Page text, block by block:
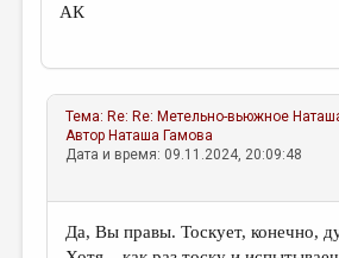
АК
Тема: Re: Re: Метельно-вьюжное
Автор Наташа Гамова
Дата и время: 09.11.2024, 20:09:48
Да, Вы правы. Тоскует, конечно,